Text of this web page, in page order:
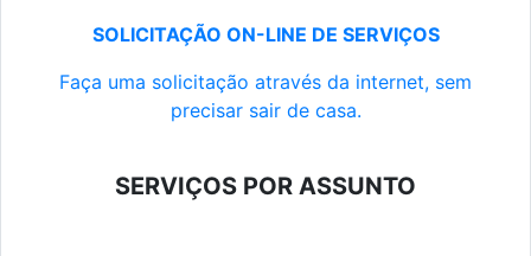
SOLICITAÇÃO ON-LINE DE SERVIÇOS
Faça uma solicitação através da internet, sem
precisar sair de casa.
SERVIÇOS POR ASSUNTO